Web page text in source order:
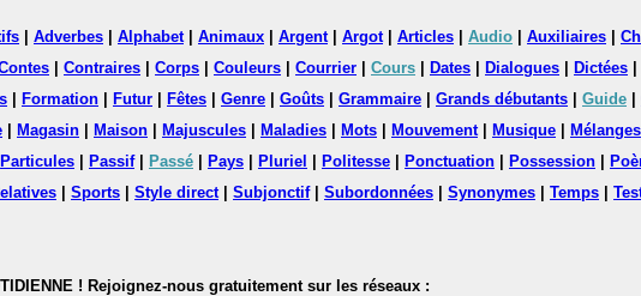
Adverbes Alphabet| Animaux Argent| Argot| Articles Audio Auxiliaires
Contraires Corps Couleurs Courrier Cours Dates Dialogues Dictées
Formation Futur Fêtes Genre Goûts Grammaire Grands débutants Guide
Magasin Maison Majuscules Maladies Mots Mouvement| Musique Mélanges
Particules Passif| Passé Pays Pluriel Politesse Ponctuation Possession
Sports Style direct| Subjonctif| Subordonnées Synonymes Temps
! Rejoignez-nous gratuitement sur les réseaux :